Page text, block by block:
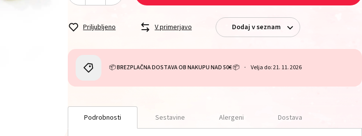
Priljubljeno V primerjavo Dodaj v seznam
📦 BREZPLAČNA DOSTAVA OB NAKUPU NAD 50€ 📦 Velja do: 21. 11. 2026
Podrobnosti Sestavine Alergeni Dostava